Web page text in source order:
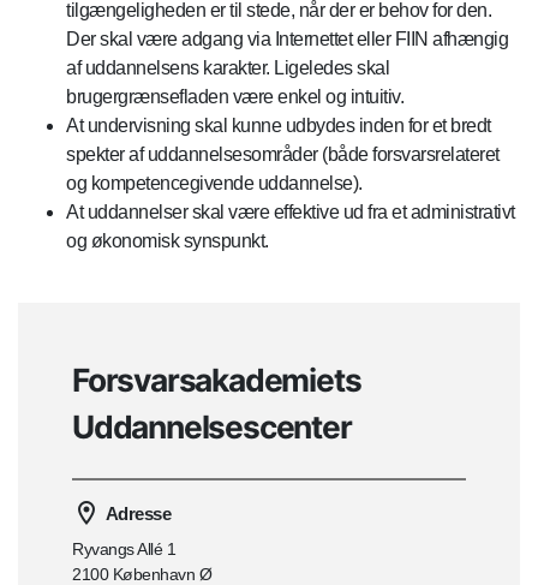
tilgængeligheden er til stede, når der er behov for den.
Der skal være adgang via Internettet eller FIIN afhængig
af uddannelsens karakter. Ligeledes skal
brugergrænsefladen være enkel og intuitiv.
At undervisning skal kunne udbydes inden for et bredt
spekter af uddannelsesområder (både forsvarsrelateret
og kompetencegivende uddannelse).
At uddannelser skal være effektive ud fra et administrativt
og økonomisk synspunkt.
Forsvarsakademiets
Uddannelsescenter
Adresse
Ryvangs Allé 1
2100 København Ø